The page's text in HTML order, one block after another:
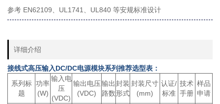
参考 EN62109、UL1741、UL840 等安规标准设计
详细介绍
接线式高压输入DC/DC电源模块系列推荐选型表：
系列标
题
功率
(W)
输入电
压
(VDC)
输出电压
(VDC)
输出
路数
封装
形式
封装尺寸
(mm)
认证/
标准
技术
手册
样品
申请